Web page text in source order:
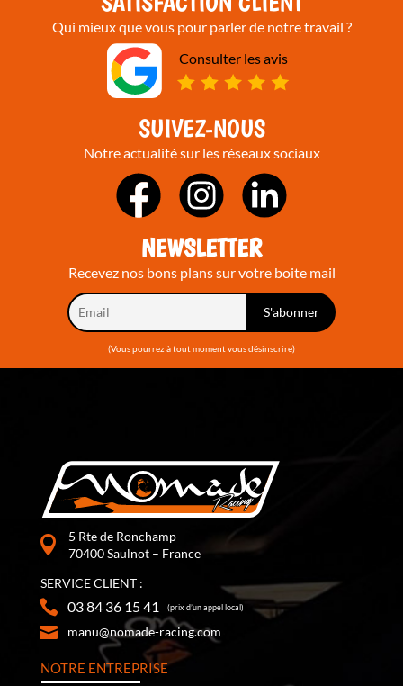
Qui mieux que vous pour parler de notre travail ?
Consulter les avis
SUIVEZ-NOUS
Notre actualité sur les réseaux sociaux
NEWSLETTER
Recevez nos bons plans sur votre boite mail
(Vous pourrez à tout moment vous désinscrire)
5 Rte de Ronchamp
70400 Saulnot – France
SERVICE CLIENT :
03 84 36 15 41 (prix d’un appel local)
manu@nomade-racing.com
NOTRE ENTREPRISE